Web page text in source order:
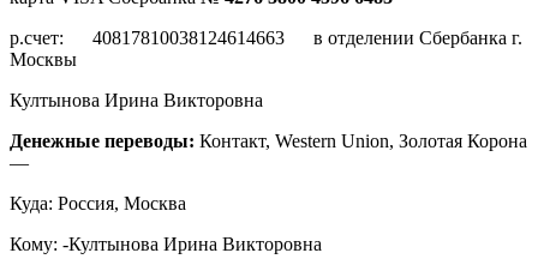
р.счет: 40817810038124614663 в отделении Сбербанка г.
Москвы
Култынова Ирина Викторовна
Денежные переводы: Контакт, Western Union, Золотая Корона
—
Куда: Россия, Москва
Кому: -Култынова Ирина Викторовна